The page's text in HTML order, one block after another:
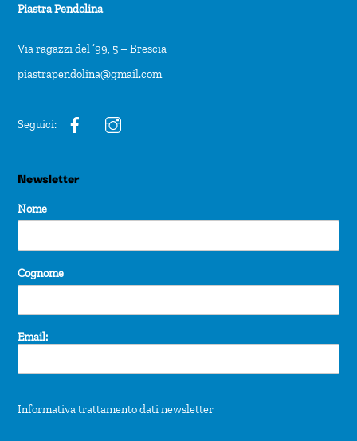
Piastra Pendolina
Via ragazzi del ’99, 5 – Brescia
piastrapendolina@gmail.com
Seguici:
Newsletter
Nome
Cognome
Email:
Informativa trattamento dati newsletter